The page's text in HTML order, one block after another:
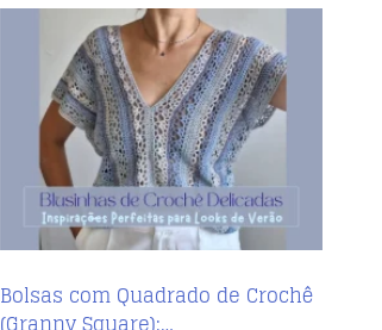
Bolsas com Quadrado de Crochê